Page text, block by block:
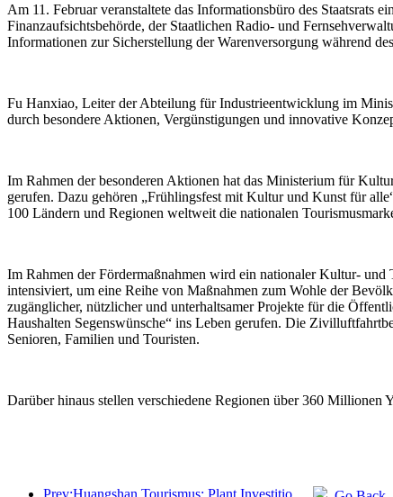
Am 11. Februar veranstaltete das Informationsbüro des Staatsrats
Finanzaufsichtsbehörde, der Staatlichen Radio- und
Informationen zur Sicherstellung der Warenversorgung während
Fu Hanxiao, Leiter der Abteilung für Industrieentwicklung im
durch besondere Aktionen, Vergünstigungen und innovative
Im Rahmen der besonderen Aktionen hat das Ministerium für
gerufen. Dazu gehören „Frühlingsfest mit Kultur und Kunst für
100 Ländern und Regionen weltweit die nationalen
Im Rahmen der Fördermaßnahmen wird ein nationaler Kultur-
intensiviert, um eine Reihe von Maßnahmen zum Wohle der
zugänglicher, nützlicher und unterhaltsamer Projekte für die
Haushalten Segenswünsche“ ins Leben gerufen. Die
Senioren, Familien und Touristen.
Darüber hinaus stellen verschiedene Regionen über 360